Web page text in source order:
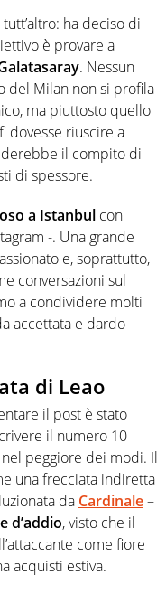
ha deciso di
è provare a
. Nessun
del Milan non si profila
ma piuttosto quello
dovesse riuscire a
il compito di
di spessore.
a Istanbul con
-. Una grande
e, soprattutto,
conversazioni sul
a condividere molti
accettata e dardo
di Leao
il post è stato
il numero 10
peggiore dei modi. Il
una frecciata indiretta
da Cardinale–
d’addio, visto che il
come fiore
acquisti estiva.